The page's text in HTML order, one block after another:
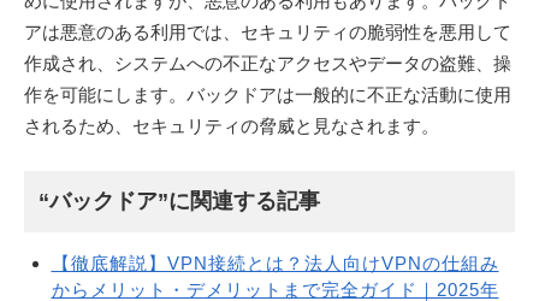
アは悪意のある利用では、セキュリティの脆弱性を悪用して
作成され、システムへの不正なアクセスやデータの盗難、操
作を可能にします。バックドアは一般的に不正な活動に使用
されるため、セキュリティの脅威と見なされます。
“バックドア”に関連する記事
【徹底解説】VPN接続とは？法人向けVPNの仕組み
からメリット・デメリットまで完全ガイド｜2025年